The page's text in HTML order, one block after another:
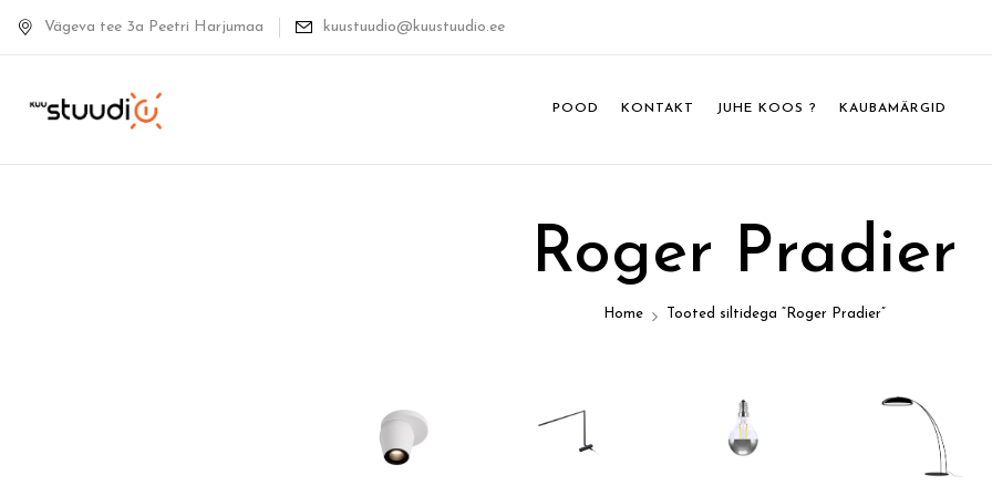
Vägeva tee 3a Peetri Harjumaa kuustuudio@kuustuudio.ee
POOD KONTAKT JUHE KOOS ? KAUBAMÄRGID
Roger Pradier
Home Tooted siltidega “Roger Pradier”